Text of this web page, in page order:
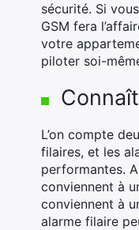
sécurité. Si
GSM fera
votre
piloter soi-
L’on compte
filaires, et les
performantes.
conviennent à
conviennent à
alarme filaire